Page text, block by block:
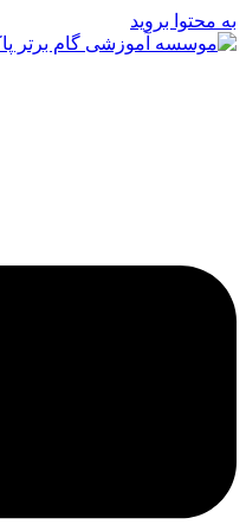
به محتوا بروید